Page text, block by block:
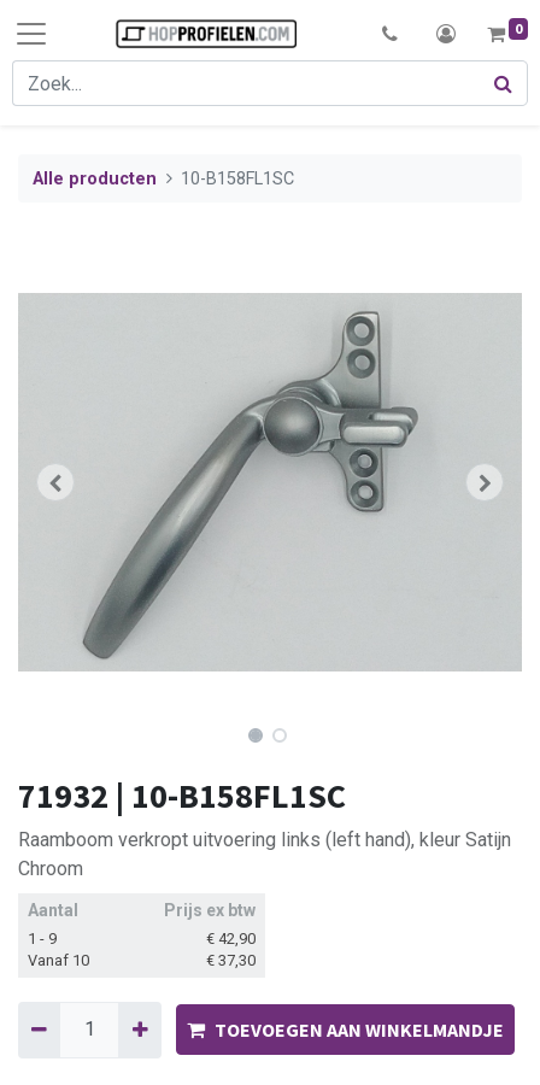
0
Alle producten 10-B158FL1SC
71932 | 10-B158FL1SC
Raamboom verkropt uitvoering links (left hand), kleur Satijn
Chroom
Aantal Prijs ex btw
1 - 9 € 42,90
Vanaf 10
€ 37,30
TOEVOEGEN AAN WINKELMANDJE